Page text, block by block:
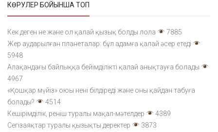
КӨРУЛЕР БОЙЫНША ТОП
Кек деген не және ол қалай қызық болды лола
7885
Жер аударылған планеталар: бұл адамға қалай әсер етеді
5948
Алақандағы байлыққа бейімділікті қалай анықтауға болады
4967
«Қошқар мүйіз» оюы нені білдіреді және оны қайдан табуға
болады?
4514
Кешірімділік, реніш туралы мақал-мәтелдер
4389
Сегізаяқтар туралы қызықты деректер
3873